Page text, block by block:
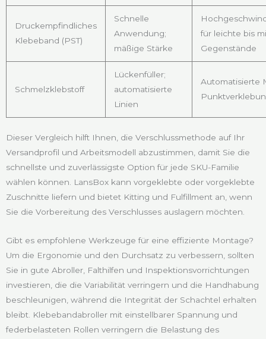
Druckempfindliches
Klebeband (PST)
Schnelle
Anwendung;
mäßige Stärke
für leichte bis
Gegenstände
Schmelzklebstoff
Lückenfüller;
automatisierte
Linien
Automatisierte
Dieser Vergleich hilft Ihnen, die Verschlussmethode auf Ihr
Versandprofil und Arbeitsmodell abzustimmen, damit Sie die
schnellste und zuverlässigste Option für jede SKU-Familie
wählen können. LansBox kann vorgeklebte oder vorgeklebte
Zuschnitte liefern und bietet Kitting und Fulfillment an, wenn
Sie die Vorbereitung des Verschlusses auslagern möchten.
Gibt es empfohlene Werkzeuge für eine effiziente Montage?
Um die Ergonomie und den Durchsatz zu verbessern, sollten
Sie in gute Abroller, Falthilfen und Inspektionsvorrichtungen
investieren, die die Variabilität verringern und die Handhabung
beschleunigen, während die Integrität der Schachtel erhalten
bleibt. Klebebandabroller mit einstellbarer Spannung und
federbelasteten Rollen verringern die Belastung des